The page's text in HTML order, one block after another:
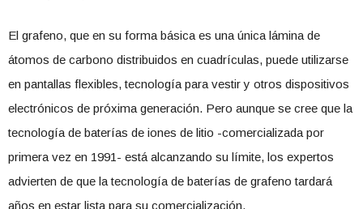
El grafeno, que en su forma básica es una única lámina de
átomos de carbono distribuidos en cuadrículas, puede utilizarse
en pantallas flexibles, tecnología para vestir y otros dispositivos
electrónicos de próxima generación. Pero aunque se cree que la
tecnología de baterías de iones de litio -comercializada por
primera vez en 1991- está alcanzando su límite, los expertos
advierten de que la tecnología de baterías de grafeno tardará
años en estar lista para su comercialización.